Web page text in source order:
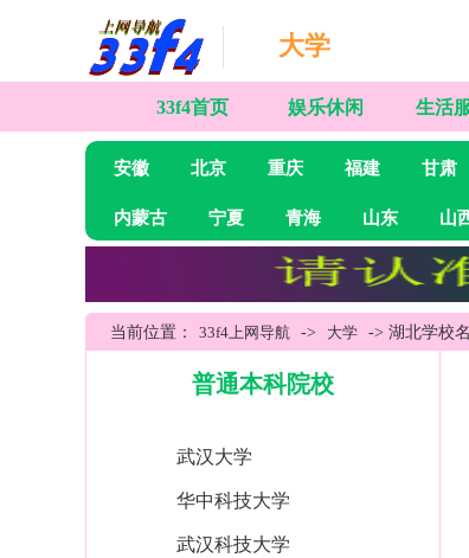
大学
33f4首页 娱乐休闲 生活
安徽 北京 重庆 福建 甘肃
内蒙古 宁夏 青海 山东 山
当前位置： 33f4上网导航 -> 大学 -> 湖北学校
普通本科院校
武汉大学
华中科技大学
武汉科技大学